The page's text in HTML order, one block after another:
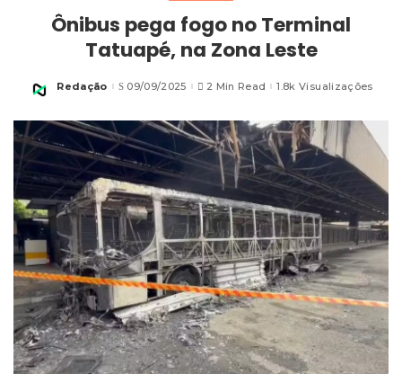
Ônibus pega fogo no Terminal
Tatuapé, na Zona Leste
Posted
Redação 09/09/2025 2 Min Read 1.8k Visualizações